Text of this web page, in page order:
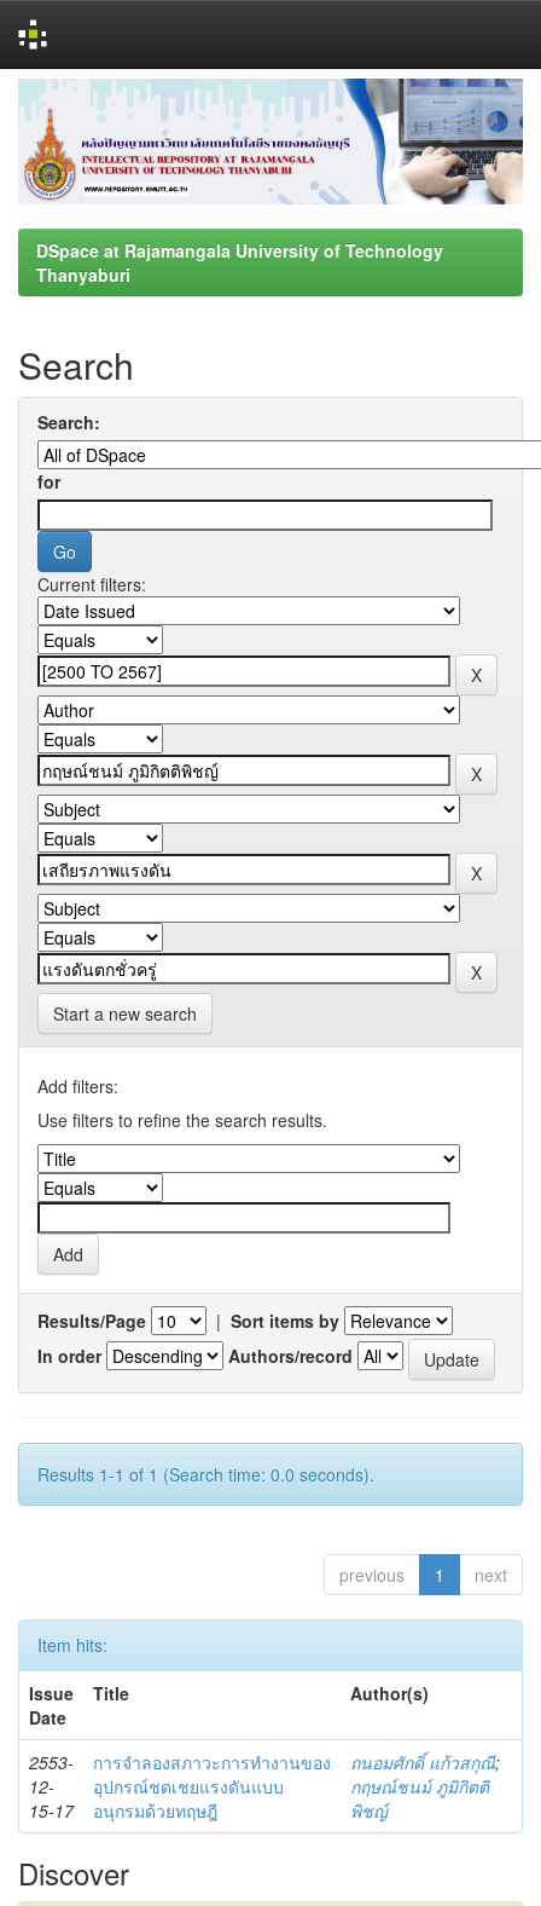
navigation
DSpace at Rajamangala University of Technology
Thanyaburi
Search
Search:
for
Current filters:
Start a new search
Add filters:
Use filters to refine the search results.
Results/Page | Sort items by
In order
Authors/record
Results 1-1 of 1 (Search time: 0.0 seconds).
previous 1 next
Item hits:
Issue
Date
Title Author(s)
2553-
12-
15-17
การจำลองสภาวะการทำงานของ
อุปกรณ์ชดเชยแรงดันแบบ
อนุกรมด้วยทฤษฎี
ถนอมศักดิ์ แก้วสกุณี;
กฤษณ์ชนม์ ภูมิกิตติ
พิชญ์
Discover